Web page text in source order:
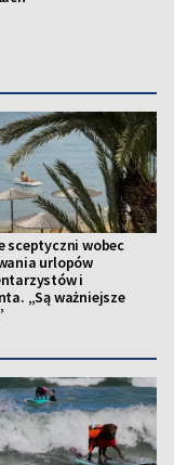
sceptyczni wobec
urlopów
i
„Są ważniejsze